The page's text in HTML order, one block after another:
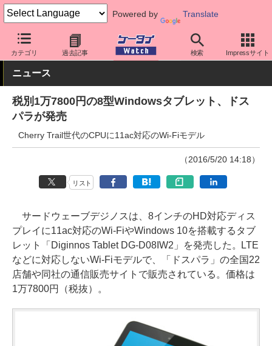
Powered by Translate
カテゴリ 過去記事 検索 Impressサイト
ケータイ Watch OS Windows その他
ニュース
税別1万7800円の8型Windowsタブレット、ドス
パラが発売
Cherry Trail世代のCPUに11ac対応のWi-Fiモデル
（2016/5/20 14:18）
リスト
サードウェーブデジノスは、8インチのHD対応ディス
プレイに11ac対応のWi-FiやWindows 10を搭載するタブ
レット「Diginnos Tablet DG-D08IW2」を発売した。LTE
などに対応しないWi-Fiモデルで、「ドスパラ」の全国22
店舗や同社の通信販売サイトで販売されている。価格は
1万7800円（税抜）。